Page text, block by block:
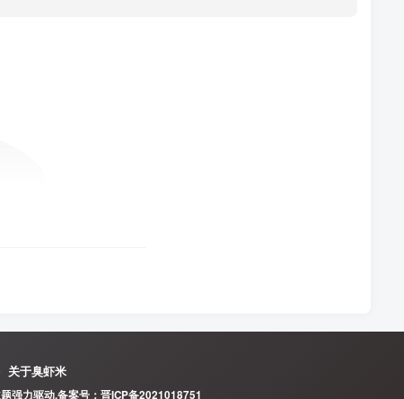
关于臭虾米
强力驱动.备案号： 晋ICP备2021018751